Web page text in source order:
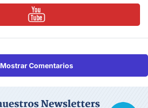
Mostrar Comentarios